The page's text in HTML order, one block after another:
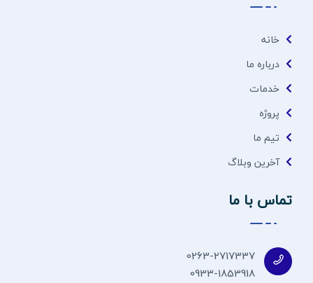
خانه
درباره ما
خدمات
پروژه
تیم ما
آخرین وبلاگ
تماس با ما
0263-2717337
0933-1853918